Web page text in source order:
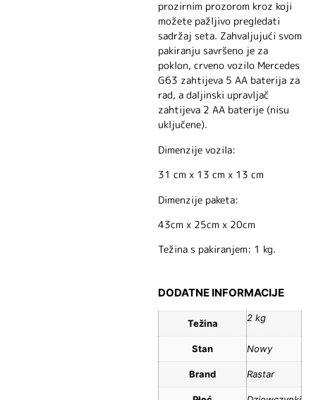
prozirnim prozorom kroz koji
možete pažljivo pregledati
sadržaj seta. Zahvaljujući svom
pakiranju savršeno je za
poklon, crveno vozilo Mercedes
G63 zahtijeva 5 AA baterija za
rad, a daljinski upravljač
zahtijeva 2 AA baterije (nisu
uključene).
Dimenzije vozila:
31 cm x 13 cm x 13 cm
Dimenzije paketa:
43cm x 25cm x 20cm
Težina s pakiranjem: 1 kg.
DODATNE INFORMACIJE
Težina 2 kg
Stan Nowy
Brand Rastar